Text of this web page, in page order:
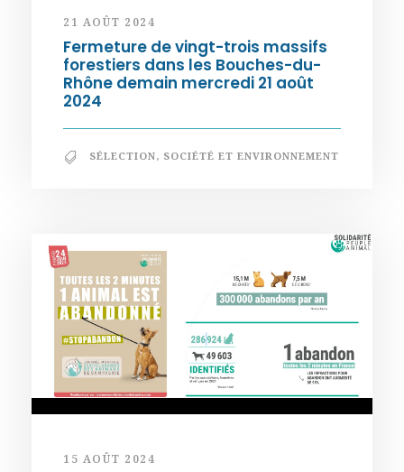
21 AOÛT 2024
Fermeture de vingt-trois massifs
forestiers dans les Bouches-du-
Rhône demain mercredi 21 août
2024
SÉLECTION, SOCIÉTÉ ET ENVIRONNEMENT
15 AOÛT 2024